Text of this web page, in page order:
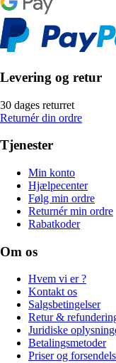
Levering og retur
30 dages returret
Returnér din ordre
Tjenester
Min konto
Hjælpecenter
Følg min ordre
Returnér min ordre
Rabatkoder
Om os
Hvem vi er ?
Kontakt os
Salgsbetingelser
Retur &
Juridiske
Betalingsmetoder
Priser og